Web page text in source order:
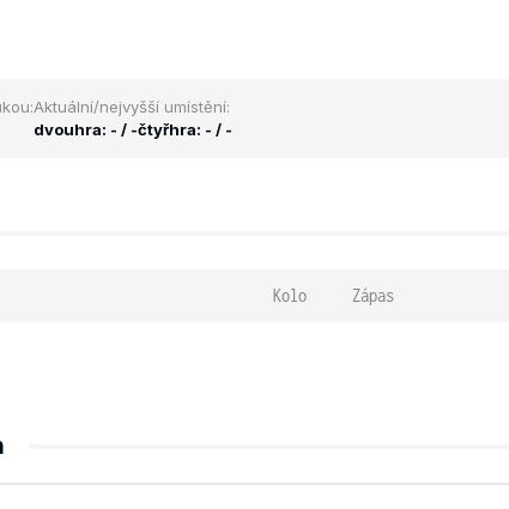
Aktuální/nejvyšší umístění:
dvouhra: - / -čtyřhra: - / -
Kolo Zápas